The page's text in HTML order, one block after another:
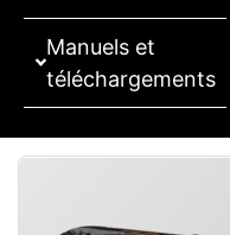
Manuels et
téléchargements